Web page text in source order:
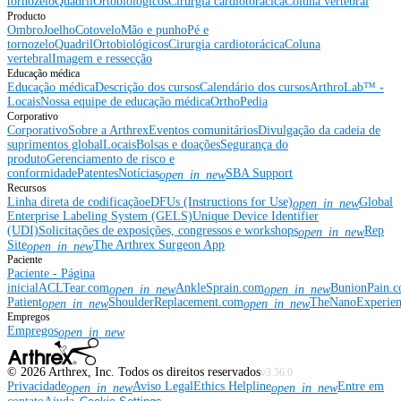
Producto
OmbroJoelhoCotoveloMão e punhoPé e
tornozeloQuadrilOrtobiológicosCirurgia cardiotorácicaColuna
vertebralImagem e ressecção
Educação médica
Educação médicaDescrição dos cursosCalendário dos cursosArthroLab™ -
LocaisNossa equipe de educação médicaOrthoPedia
Corporativo
CorporativoSobre a ArthrexEventos comunitáriosDivulgação da cadeia de
suprimentos globalLocaisBolsas e doaçõesSegurança do
produtoGerenciamento de risco e
conformidadePatentesNotíciasopen_in_newSBA Support
Recursos
Linha direta de codificaçãoeDFUs (Instructions for Use)open_in_newGlobal
Enterprise Labeling System (GELS)Unique Device Identifier
(UDI)Solicitações de exposições, congressos e workshopsopen_in_newRep
Siteopen_in_newThe Arthrex Surgeon App
Paciente
Paciente - Página
inicialACLTear.comopen_in_newAnkleSprain.comopen_in_new
Patientopen_in_newShoulderReplacement.comopen_in_new
Empregos
Empregosopen_in_new
© 2026 Arthrex, Inc. Todos os direitos reservadosv3.56.0
Privacidadeopen_in_newAviso LegalEthics Helplineopen_in_newEntre em